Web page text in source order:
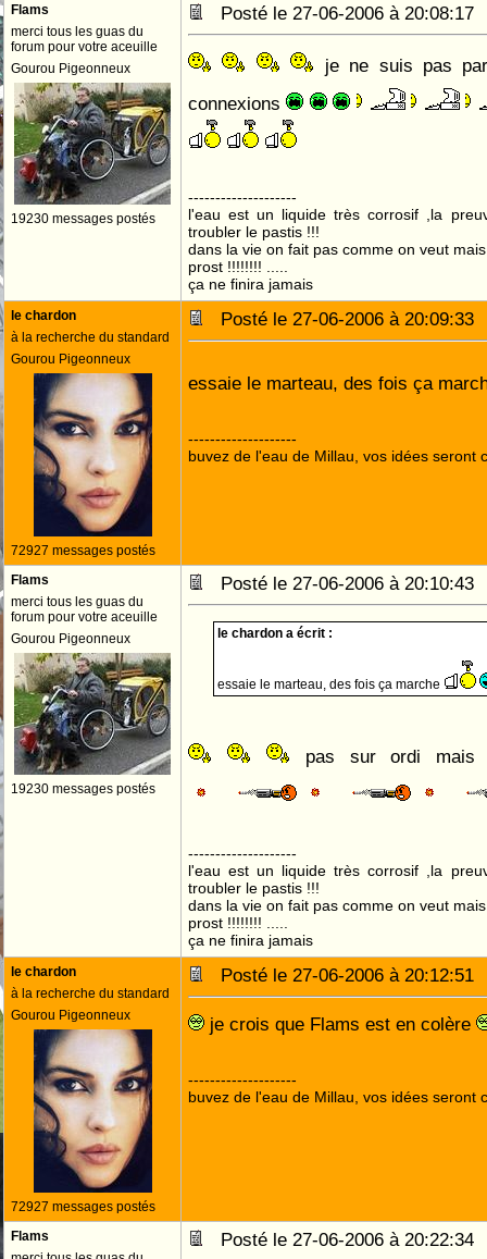
Flams
merci tous les guas du
forum pour votre aceuille
Gourou Pigeonneux
19230 messages postés
Posté le 27-06-2006 à
je ne suis pas
connexions
--------------------
l'eau est un liquide très corrosif ,la
troubler le pastis !!!
dans la vie on fait pas comme on veut
prost !!!!!!!! .....
ça ne finira jamais
le chardon
à la recherche du standard
Gourou Pigeonneux
72927 messages postés
Posté le 27-06-2006 à
essaie le marteau, des fois ça
--------------------
buvez de l'eau de Millau, vos idées seront
Flams
merci tous les guas du
forum pour votre aceuille
Gourou Pigeonneux
19230 messages postés
Posté le 27-06-2006 à
le chardon a écrit :
essaie le marteau, des fois ça marche
pas sur ordi mais
--------------------
l'eau est un liquide très corrosif ,la
troubler le pastis !!!
dans la vie on fait pas comme on veut
prost !!!!!!!! .....
ça ne finira jamais
le chardon
à la recherche du standard
Gourou Pigeonneux
72927 messages postés
Posté le 27-06-2006 à
je crois que Flams est en colère
--------------------
buvez de l'eau de Millau, vos idées seront
Flams
Posté le 27-06-2006 à